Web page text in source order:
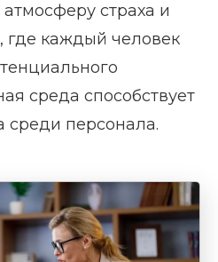
страха и
где каждый человек
среда способствует
среди персонала.